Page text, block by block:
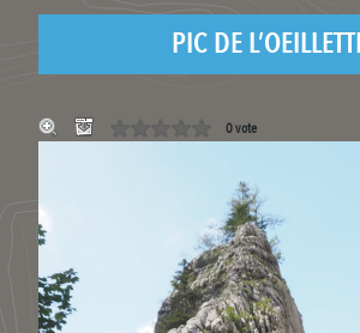
PIC DE
0 vote